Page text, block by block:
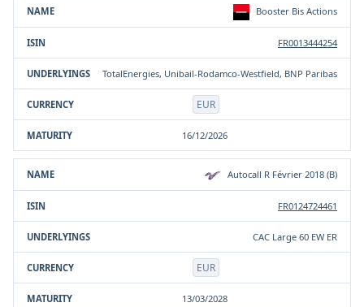
Booster Bis Actions
FR0013444254
TotalEnergies, Unibail-Rodamco-Westfield, BNP Paribas
EUR
16/12/2026
Autocall R Février 2018 (B)
FR0124724461
CAC Large 60 EW ER
EUR
13/03/2028